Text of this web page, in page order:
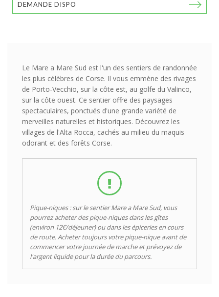
DEMANDE DISPO
Le Mare a Mare Sud est l'un des sentiers de randonnée
les plus célèbres de Corse. Il vous emmène des rivages
de Porto-Vecchio, sur la côte est, au golfe du Valinco,
sur la côte ouest. Ce sentier offre des paysages
spectaculaires, ponctués d'une grande variété de
merveilles naturelles et historiques. Découvrez les
villages de l'Alta Rocca, cachés au milieu du maquis
odorant et des forêts Corse.
Pique-niques : sur le sentier Mare a Mare Sud, vous
pourrez acheter des pique-niques dans les gîtes
(environ 12€/déjeuner) ou dans les épiceries en cours
de route. Acheter toujours votre pique-nique avant de
commencer votre journée de marche et prévoyez de
l'argent liquide pour la durée du parcours.